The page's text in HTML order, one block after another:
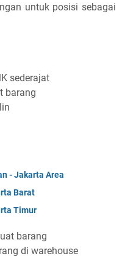
untuk posisi sebagai
sederajat
barang
- Jakarta Area
Barat
Timur
barang
di warehouse